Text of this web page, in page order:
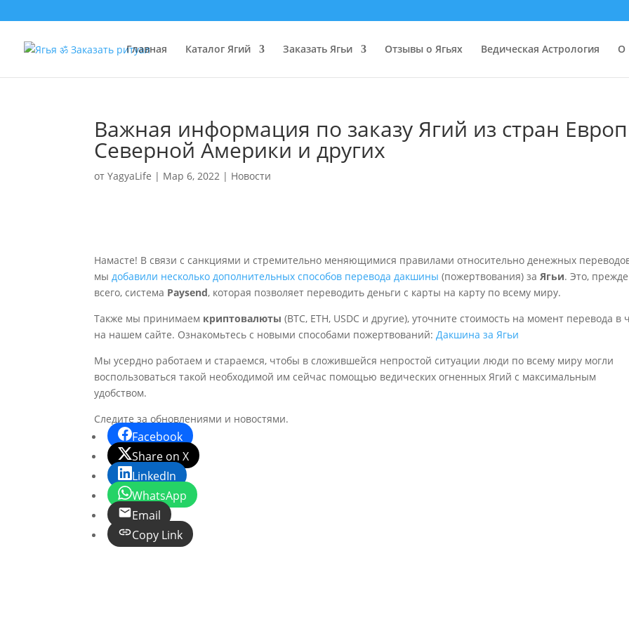
Главная Каталог Ягий Заказать Ягьи Отзывы о Ягьях Ведическая Астрология О
Важная информация по заказу Ягий из стран
Северной Америки и других
отYagyaLife | Мар 6, 2022 | Новости
Намасте! В связи с санкциями и стремительно меняющимися правилами относительно денежных
мыдобавили несколько дополнительных способов перевода дакшины (пожертвования) заЯгьи. Это, прежде
всего, система Paysend, которая позволяет переводить деньги с карты на карту по всему миру.
Также мы принимаем криптовалюты(BTC, ETH, USDC и другие), уточните стоимость на момент перевода в
на нашем сайте. Ознакомьтесь с новыми способами пожертвований:Дакшина за Ягьи
Мы усердно работаем и стараемся, чтобы в сложившейся непростой ситуации люди по всему миру могли
воспользоваться такой необходимой им сейчас помощью ведических огненных Ягий с максимальным
удобством.
Следите за обновлениями и новостями.
Facebook
Share on X
LinkedIn
WhatsApp
Email
Copy Link